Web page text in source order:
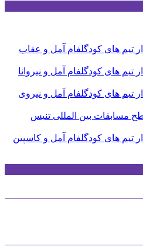
تیم های کودگلفام آمل و عقاب
های کودگلفام آمل و نیروانا
تیم های کودگلفام آمل و نیروی
مسابقات بین المللی تنیس
تیم های کودگلفام آمل و کاسپین